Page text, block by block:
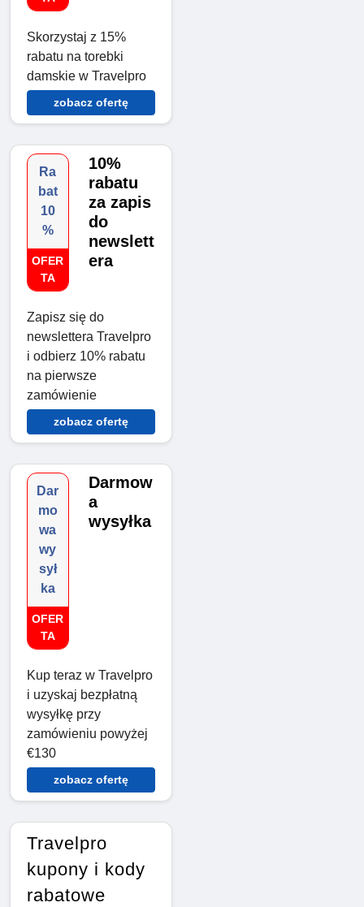
Skorzystaj z 15%
rabatu na torebki
damskie w Travelpro
zobacz ofertę
Ra
bat
10
%
OFER
TA
10%
rabatu
za zapis
do
newslett
era
Zapisz się do
newslettera Travelpro
i odbierz 10% rabatu
na pierwsze
zamówienie
zobacz ofertę
Dar
mo
wa
wy
sył
ka
OFER
TA
Darmow
a
wysyłka
Kup teraz w Travelpro
i uzyskaj bezpłatną
wysyłkę przy
zamówieniu powyżej
€130
zobacz ofertę
Travelpro
kupony i kody
rabatowe